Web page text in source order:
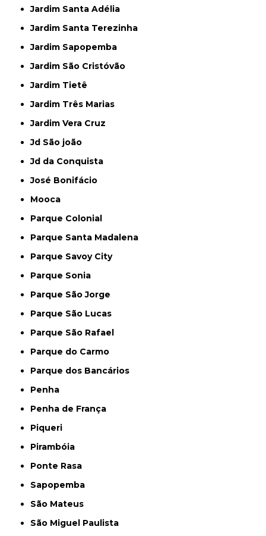
Jardim Santa Adélia
Jardim Santa Terezinha
Jardim Sapopemba
Jardim São Cristóvão
Jardim Tietê
Jardim Três Marias
Jardim Vera Cruz
Jd São joão
Jd da Conquista
José Bonifácio
Mooca
Parque Colonial
Parque Santa Madalena
Parque Savoy City
Parque Sonia
Parque São Jorge
Parque São Lucas
Parque São Rafael
Parque do Carmo
Parque dos Bancários
Penha
Penha de França
Piqueri
Pirambóia
Ponte Rasa
Sapopemba
São Mateus
São Miguel Paulista